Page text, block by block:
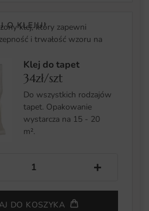
O KLEJU!
klej, który zapewni
i trwałość wzoru na
Klej do tapet
34zł/szt
Do wszystkich rodzajów
tapet. Opakowanie
wystarcza na 15 - 20
m².
+
DO KOSZYKA